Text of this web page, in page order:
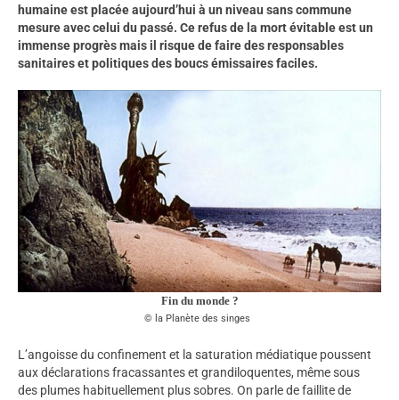
humaine est placée aujourd’hui à un niveau sans commune
mesure avec celui du passé. Ce refus de la mort évitable est un
immense progrès mais il risque de faire des responsables
sanitaires et politiques des boucs émissaires faciles.
Fin du monde ?
la Planète des singes
L’angoisse du confinement et la saturation médiatique poussent
aux déclarations fracassantes et grandiloquentes, même sous
des plumes habituellement plus sobres. On parle de faillite de